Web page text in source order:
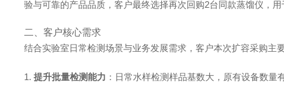
验与可靠的产品品质，客户最终选择再次回购2台同款蒸馏仪，
二、客户核心需求
结合实验室日常检测场景与业务发展需求，客户本次扩容采购主
1.提升批量检测能力 ：日常水样检测样品基数大，原有设备数量